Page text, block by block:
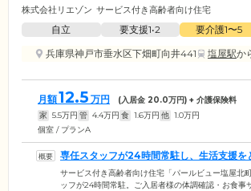
株式会社リエゾン サービス付き高齢者向け住宅
自立 要支援1•2 要介護1〜5
兵庫県神戸市垂水区下畑町向井441
塩屋駅か
月額12.5 万円 (入居金 20.0万円) + 介護保険料
家 5.5万円 管 4.4万円 食 1.6万円 他 1.0万円
個室 / プランA
専任スタッフが24時間常駐し、生活支援を
お届けします
サービス付き高齢者向け住宅「パールビュー塩屋北
ッフが24時間常駐。ご入居者様の体調確認・お食事